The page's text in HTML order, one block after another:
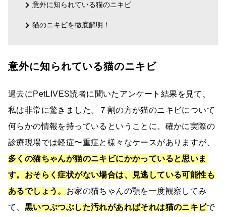
意外に知られている猫のニキビ
猫のニキビを徹底解明！
意外に知られている猫のニキビ
過去にPetLIVES読者に聞いたアンケート結果を見て、
私は非常に驚きました。７割の方が猫のニキビについて
何らかの情報を持っているということに。確かに実際の
診療現場では軽症〜重症と様々なケースがありますが、
多くの猫ちゃんが猫のニキビにかかっていると思いま
す。おそらく症状がない場合は、見逃している可能性も
あるでしょう。 お家の猫ちゃんの顎を一度観察してみ
て、 黒いつぶつぶした汚れがあればそれは猫のニキビで